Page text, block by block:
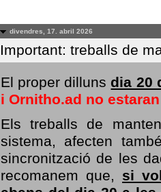
divendres, 17. abril 2026
Important: treballs de
El proper dilluns dia 20
i Ornitho.ad no
Els treballs de
sistema, afecten
sincronització de les
recomanem que, si